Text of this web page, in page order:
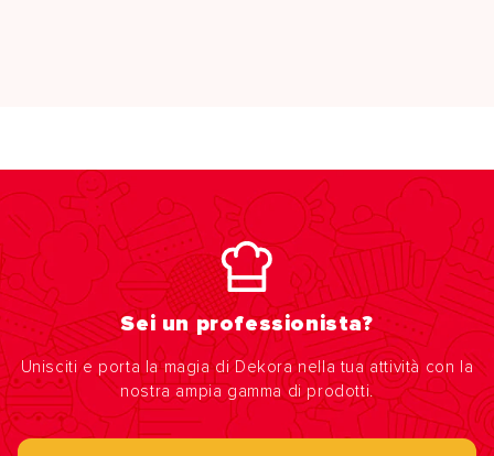
Sei un professionista?
Unisciti e porta la magia di Dekora nella tua attività con la
nostra ampia gamma di prodotti.